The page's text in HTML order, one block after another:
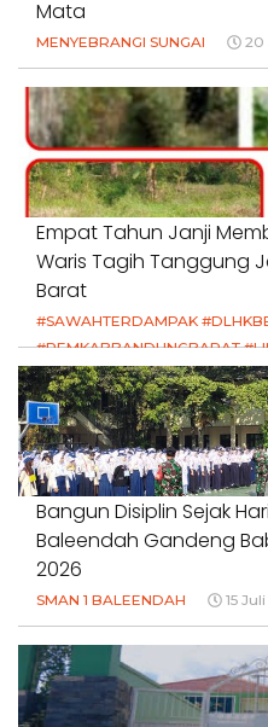
Mata
MENYEBRANGI SUNGAI 20
Empat Tahun Janji
Waris Tagih Tanggung
Barat
#SAWAHTERDAMPAK
#PEMKABBANDUNGBARAT
#HAKPETANI
#NORMALISASISALURAN
#DUGAANPENCEMARAN
18 Juli 2026
Bangun Disiplin Sejak
Baleendah Gandeng
2026
SMAN 1 BALEENDAH 15